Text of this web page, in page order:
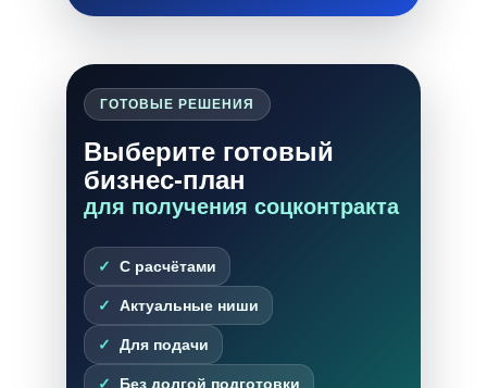
ГОТОВЫЕ РЕШЕНИЯ
Выберите готовый
бизнес-план
для получения соцконтракта
С расчётами
Актуальные ниши
Для подачи
Без долгой подготовки